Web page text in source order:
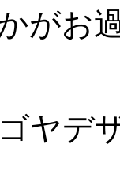
がお
ヤデ